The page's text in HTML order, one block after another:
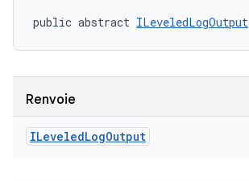
public abstract ILeveledLogOutput
Renvoie
ILeveledLogOutput